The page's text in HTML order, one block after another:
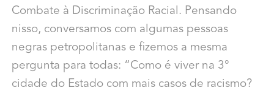
Combate à Discriminação Racial. Pensando
nisso, conversamos com algumas pessoas
negras petropolitanas e fizemos a mesma
pergunta para todas: “Como é viver na 3°
cidade do Estado com mais casos de racismo?